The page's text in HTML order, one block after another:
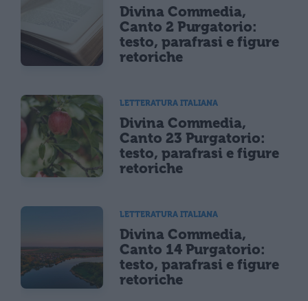
Divina Commedia,
Canto 2 Purgatorio:
testo, parafrasi e figure
retoriche
LETTERATURA ITALIANA
Divina Commedia,
Canto 23 Purgatorio:
testo, parafrasi e figure
retoriche
LETTERATURA ITALIANA
Divina Commedia,
Canto 14 Purgatorio:
testo, parafrasi e figure
retoriche